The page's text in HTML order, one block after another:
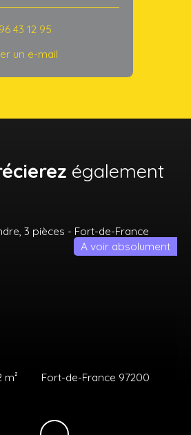
43 12 95
un e-mail
également
m² Fort-de-France 97200
A voir absolument